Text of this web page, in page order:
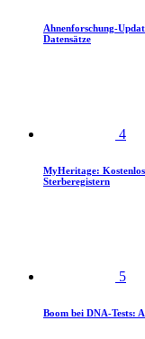
Ahnenforschung-
Datensätze
4
MyHeritage:
Sterberegistern
5
Boom bei DNA-Tests: